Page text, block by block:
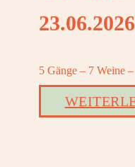
5 Gänge – 7 Weine